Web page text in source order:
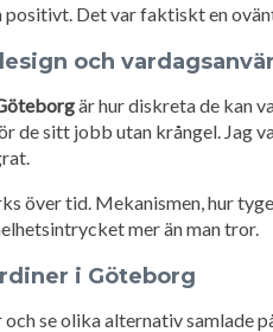
Det var faktiskt en
och
är hur diskreta de kan
de sitt jobb utan krångel. Jag
över tid. Mekanismen, hur
mer än man tror.
i Göteborg
se olika alternativ samlade